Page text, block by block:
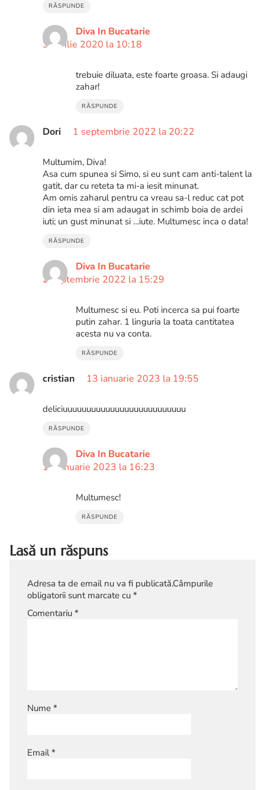
RĂSPUNDE
Diva In Bucatarie
3 aprilie 2020 la 10:18
trebuie diluata, este foarte groasa. Si adaugi
zahar!
RĂSPUNDE
Dori 1 septembrie 2022 la 20:22
Multumim, Diva!
Asa cum spunea si Simo, si eu sunt cam anti-talent la
gatit, dar cu reteta ta mi-a iesit minunat.
Am omis zaharul pentru ca vreau sa-l reduc cat pot
din ieta mea si am adaugat in schimb boia de ardei
iuti; un gust minunat si …iute. Multumesc inca o data!
RĂSPUNDE
Diva In Bucatarie
2 septembrie 2022 la 15:29
Multumesc si eu. Poti incerca sa pui foarte
putin zahar. 1 linguria la toata cantitatea
acesta nu va conta.
RĂSPUNDE
cristian 13 ianuarie 2023 la 19:55
deliciuuuuuuuuuuuuuuuuuuuuuuuuuu
RĂSPUNDE
Diva In Bucatarie
16 ianuarie 2023 la 16:23
Multumesc!
RĂSPUNDE
Lasă un răspuns
Adresa ta de email nu va fi publicată.Câmpurile
obligatorii sunt marcate cu *
Comentariu *
Nume *
Email*